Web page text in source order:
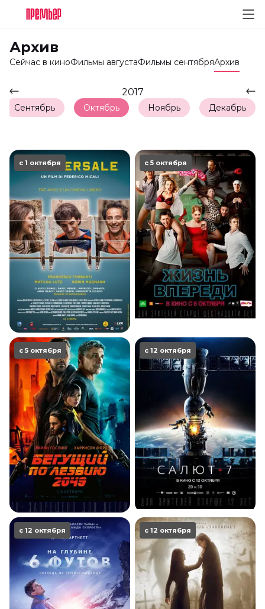
Архив
Сейчас в киноФильмы августаФильмы сентябряАрхив
2017
Сентябрь Октябрь Ноябрь Декабрь
с 1 октября с 5 октября
с 5 октября с 12 октября
с 12 октября с 12 октября